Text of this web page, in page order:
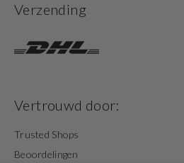
Verzending
Vertrouwd door:
Trusted Shops
Beoordelingen